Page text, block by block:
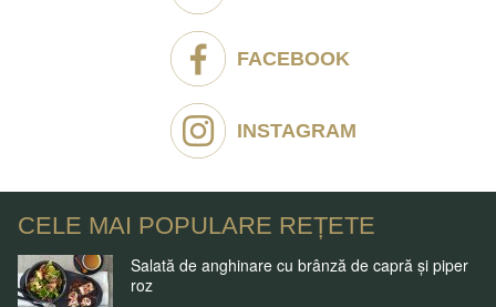
FACEBOOK
INSTAGRAM
CELE MAI POPULARE REȚETE
Salată de anghinare cu brânză de capră și piper
roz